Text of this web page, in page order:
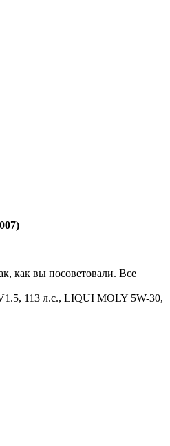
как вы посоветовали. Все
113 л.с., LIQUI MOLY 5W-30,